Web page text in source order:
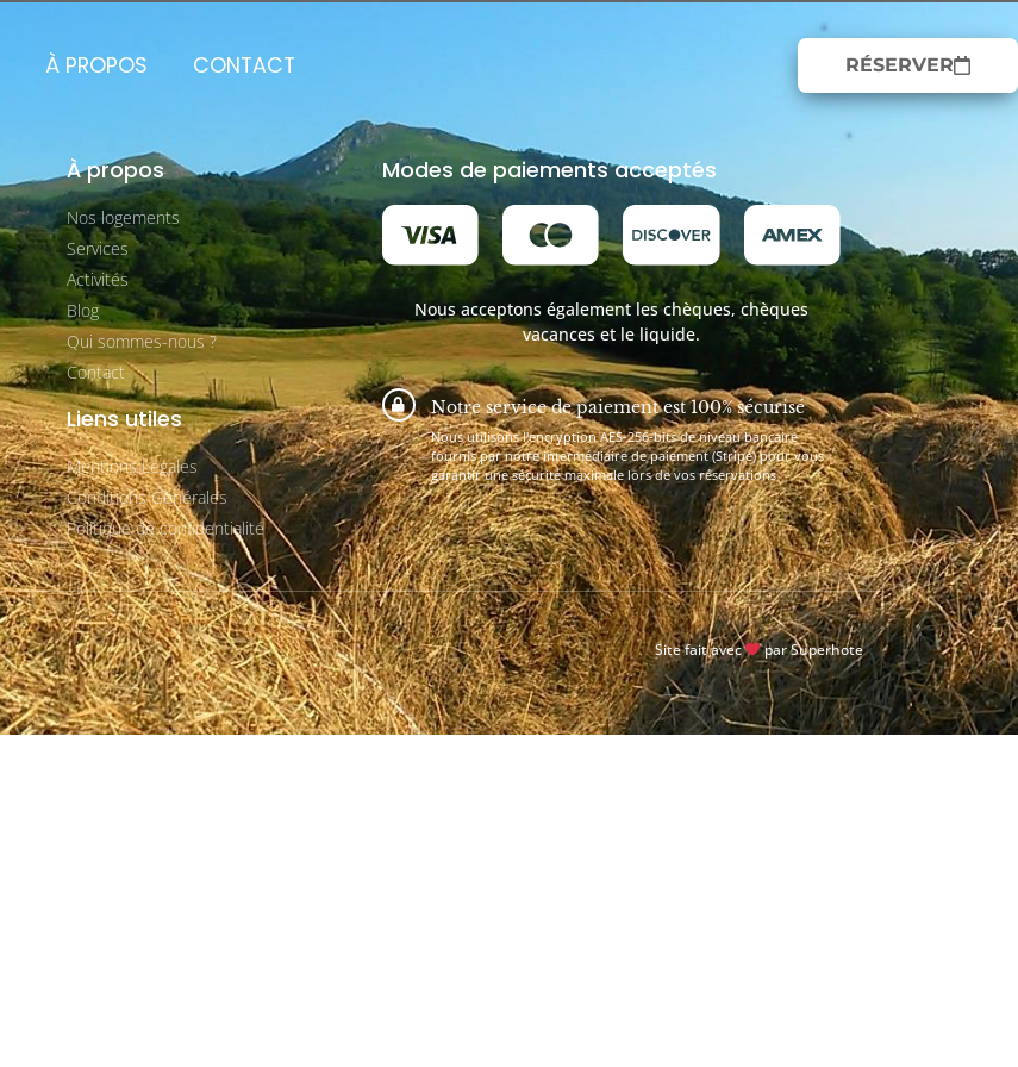
À PROPOS CONTACT RÉSERVER
À propos
Nos logements
Services
Activités
Blog
Qui sommes-nous ?
Contact
Liens utiles
Mentions Légales
Conditions Générales
Politique de confidentialité
Modes de paiements acceptés
Nous acceptons également les chèques, chèques
vacances et le liquide.
Notre service de paiement est 100% sécurisé
Nous utilisons l'encryption AES-256-bits de niveau bancaire
fournis par notre intermédiaire de paiement (Stripe) pour vous
garantir une sécurité maximale lors de vos réservations
Site fait avec parSuperhote